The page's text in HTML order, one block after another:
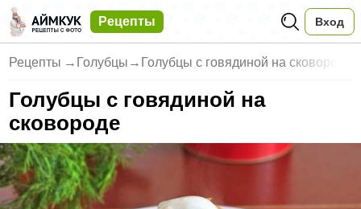
Рецепты Вход
Рецепты → Голубцы → Голубцы с говядиной на сковоро
Голубцы с говядиной на
сковороде